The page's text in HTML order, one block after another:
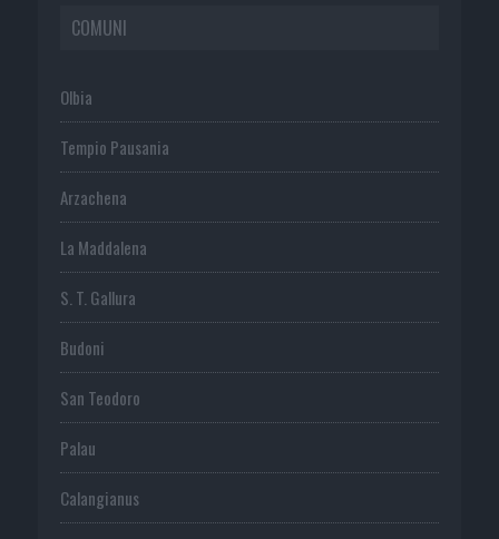
COMUNI
Olbia
Tempio Pausania
Arzachena
La Maddalena
S. T. Gallura
Budoni
San Teodoro
Palau
Calangianus